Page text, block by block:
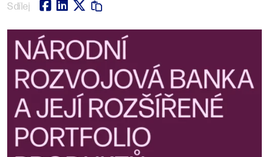
Sdílej